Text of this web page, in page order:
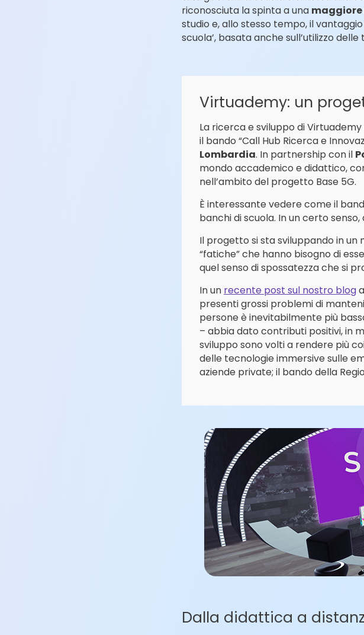
riconosciuta la spinta a una maggiore
studio e, allo stesso tempo, il
scuola’, basata anche sull’utilizzo
Virtuademy: un
La ricerca e sviluppo di
il bando “Call Hub Ricerca e
Lombardia. In partnership con il
mondo accademico e didattico,
nell’ambito del progetto Base 5G.
È interessante vedere come il
banchi di scuola. In un certo
Il progetto si sta sviluppando in
“fatiche” che hanno bisogno di
quel senso di spossatezza che si
In un recente post sul nostro blog
presenti grossi problemi di
persone è inevitabilmente più
– abbia dato contributi positivi, in
sviluppo sono volti a rendere più
delle tecnologie immersive sulle
aziende private; il bando della
Dalla didattica a